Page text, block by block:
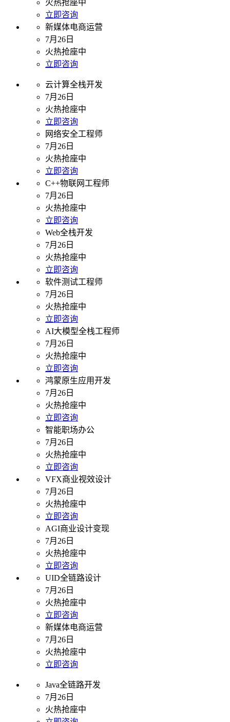
火热抢座中
立即咨询
新媒体电商运营
7月26日
火热抢座中
立即咨询
云计算全栈开发
7月26日
火热抢座中
立即咨询
网络安全工程师
7月26日
火热抢座中
立即咨询
C++物联网工程师
7月26日
火热抢座中
立即咨询
Web全栈开发
7月26日
火热抢座中
立即咨询
软件测试工程师
7月26日
火热抢座中
立即咨询
AI大模型全栈工程师
7月26日
火热抢座中
立即咨询
鸿蒙原生应用开发
7月26日
火热抢座中
立即咨询
智能职场办公
7月26日
火热抢座中
立即咨询
VFX商业视效设计
7月26日
火热抢座中
立即咨询
AGI商业设计变现
7月26日
火热抢座中
立即咨询
UID全链路设计
7月26日
火热抢座中
立即咨询
新媒体电商运营
7月26日
火热抢座中
立即咨询
Java全链路开发
7月26日
火热抢座中